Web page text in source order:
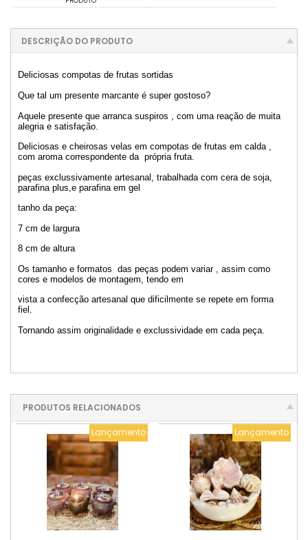
DESCRIÇÃO DO PRODUTO
Deliciosas compotas de frutas sortidas
Que tal um presente marcante é super gostoso?
Aquele presente que arranca suspiros , com uma reação de muita
alegria e satisfação.
Deliciosas e cheirosas velas em compotas de frutas em calda ,
com aroma correspondente da própria fruta.
peças exclussivamente artesanal, trabalhada com cera de soja,
parafina plus,e parafina em gel
tanho da peça:
7 cm de largura
8 cm de altura
Os tamanho e formatos das peças podem variar , assim como
cores e modelos de montagem, tendo em
vista a confecção artesanal que dificilmente se repete em forma
fiel.
Tornando assim originalidade e exclussividade em cada peça.
PRODUTOS RELACIONADOS
Lançamento Lançamento